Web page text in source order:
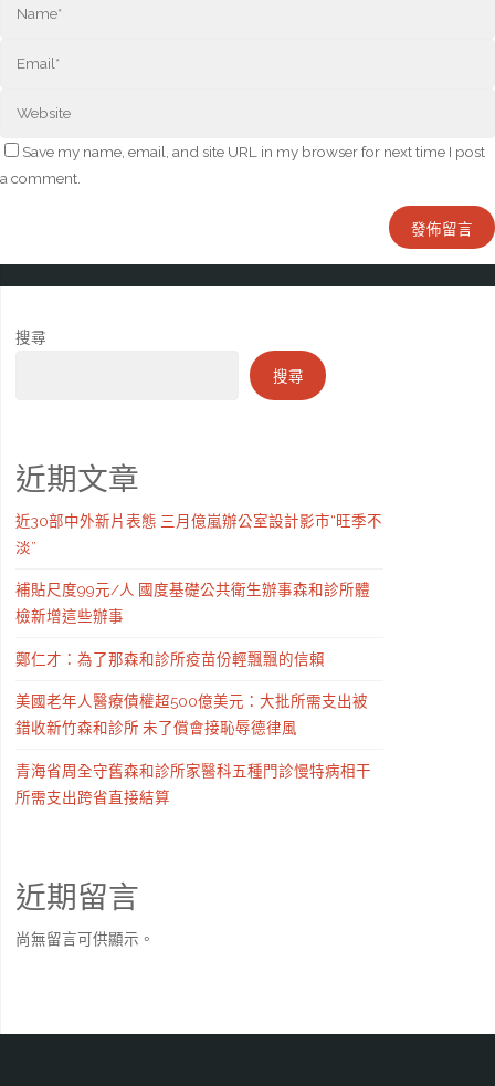
Save my name, email, and site URL in my browser for next time I post
a comment.
搜尋
搜尋
近期文章
近30部中外新片表態 三月億嵐辦公室設計影市“旺季不
淡”
補貼尺度99元/人 國度基礎公共衛生辦事森和診所體
檢新增這些辦事
鄭仁才：為了那森和診所疫苗份輕飄飄的信賴
美國老年人醫療債權超500億美元：大批所需支出被
錯收新竹森和診所 未了償會接恥辱德律風
青海省周全守舊森和診所家醫科五種門診慢特病相干
所需支出跨省直接結算
近期留言
尚無留言可供顯示。